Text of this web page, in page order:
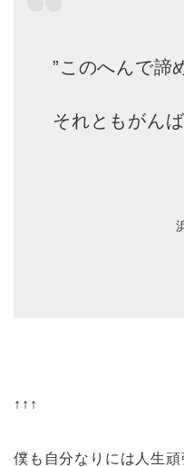
”このへんで諦
それともがん
↑↑↑
僕も自分なりには人生